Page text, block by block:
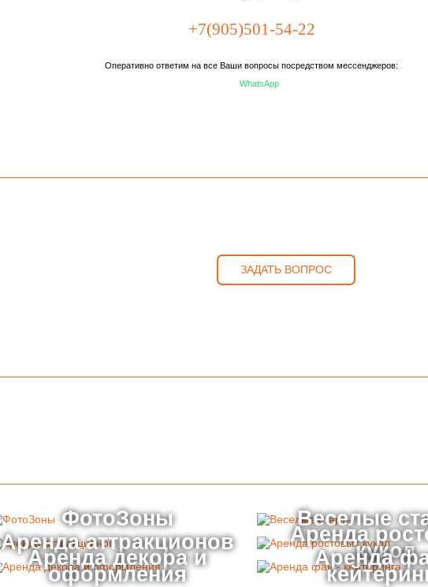
+7(905)501-54-22
Оперативно ответим на все Ваши вопросы посредством мессенджеров:
WhatsApp
ЗАДАТЬ ВОПРОС
ФотоЗоны Веселые
Аренда аттракционов Аренда
кукол
Аренда декора и
оформления
Аренда